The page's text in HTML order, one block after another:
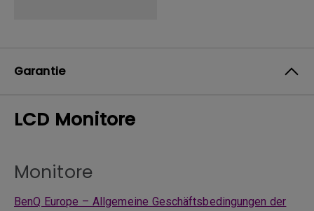
Garantie
LCD Monitore
Monitore
BenQ Europe – Allgemeine Geschäftsbedingungen der